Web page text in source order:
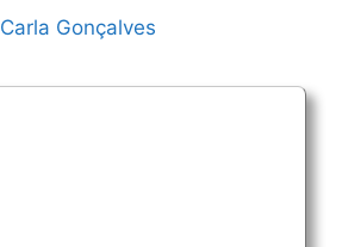
Carla Gonçalves